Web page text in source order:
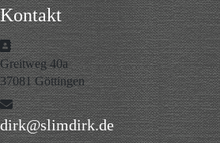
Kontakt
Adresse
Greitweg 40a
37081 Göttingen
E-Mail
dirk@slimdirk.de